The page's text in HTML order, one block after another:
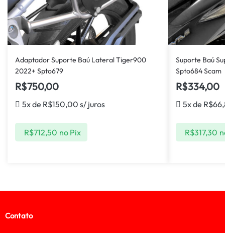
Adaptador Suporte Baú Lateral Tiger900
2022+ Spto679
R$750,00
5x de R$150,00 s/ juros
R$712,50 no Pix
Suporte Baú
Spto684 Scam
R$334,00
5x de R$
R$317,30
Contato